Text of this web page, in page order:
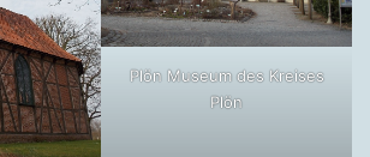
Plön Museum des Kreises
Plön